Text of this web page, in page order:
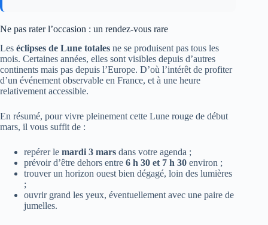
Ne pas rater l’occasion : un rendez-vous rare
Les éclipses de Lune totales ne se produisent pas tous les
mois. Certaines années, elles sont visibles depuis d’autres
continents mais pas depuis l’Europe. D’où l’intérêt de profiter
d’un événement observable en France, et à une heure
relativement accessible.
En résumé, pour vivre pleinement cette Lune rouge de début
mars, il vous suffit de :
repérer le mardi 3 mars dans votre agenda ;
prévoir d’être dehors entre 6 h 30 et 7 h 30 environ ;
trouver un horizon ouest bien dégagé, loin des lumières
;
ouvrir grand les yeux, éventuellement avec une paire de
jumelles.